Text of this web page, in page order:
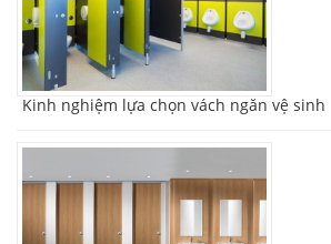
Kinh nghiệm lựa chọn vách ngăn vệ sinh